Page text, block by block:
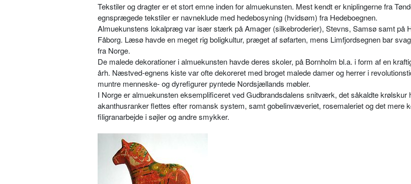
Tekstiler og dragter er et stort emne inden for almuekunsten. Mest kendt er kniplingerne fra
egnsprægede tekstiler er navneklude med hedebosyning (hvidsøm) fra Hedeboegnen.
Almuekunstens lokalpræg var især stærk på Amager (silkebroderier), Stevns, Samsø samt på
Fåborg. Læsø havde en meget rig boligkultur, præget af søfarten, mens Limfjordsegnen bar
fra Norge.
De malede dekorationer i almuekunsten havde deres skoler, på Bornholm bl.a. i form af en
årh. Næstved-egnens kiste var ofte dekoreret med broget malede damer og herrer i
muntre menneske- og dyrefigurer pyntede Nordsjællands møbler.
I Norge er almuekunsten eksemplificeret ved Gudbrandsdalens snitværk, det såkaldte krølskur
akanthusranker flettes efter romansk system, samt gobelinvæveriet, rosemaleriet og det mere
filigranarbejde i søjler og andre smykker.